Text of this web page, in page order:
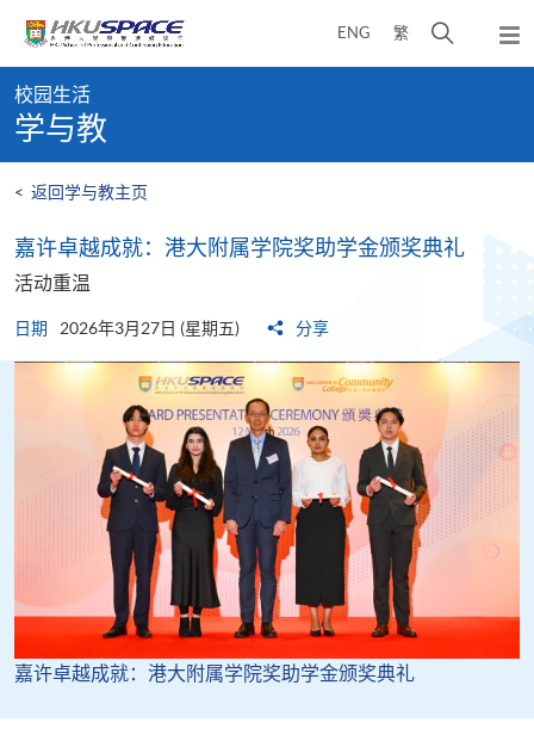
content
ENG 繁
开
弹
出
content
start
校园生活
学与教
< 返回学与教主页
​​嘉许卓越成就​​：港大附属学院奖助学金颁奖典礼​
活动重温
日期 2026年3月27日 (星期五) 分享
​​嘉许卓越成就​​：港大附属学院奖助学金颁奖典礼​